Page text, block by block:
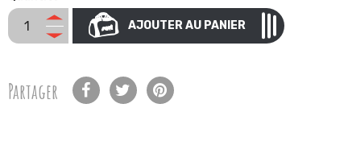
AJOUTER AU PANIER
Partager